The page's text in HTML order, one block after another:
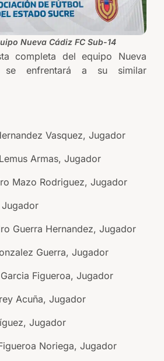
Nueva Cádiz FC Sub-14
completa del equipo Nueva
enfrentará a su similar
Vasquez, Jugador
Armas, Jugador
Mazo Rodriguez, Jugador
Jugador
Guerra Hernandez, Jugador
Guerra, Jugador
Figueroa, Jugador
Acuña, Jugador
Jugador
Noriega, Jugador